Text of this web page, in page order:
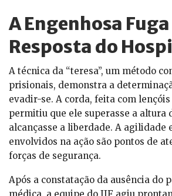
A Engenhosa Fuga
Resposta do
A técnica da “teresa”, um método
prisionais, demonstra a
evadir-se. A corda, feita com
permitiu que ele superasse a altura
alcançasse a liberdade. A agilidade
envolvidos na ação são pontos de
forças de segurança.
Após a constatação da ausência do